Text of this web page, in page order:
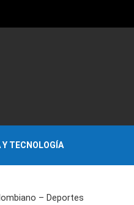
Y TECNOLOGÍA
– Deportes